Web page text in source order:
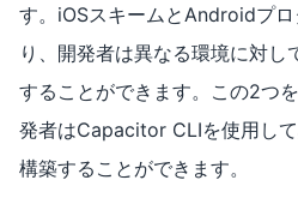
す。iOSスキームとAndroidプ
り、開発者は異なる環境に対
することができます。この2つ
発者はCapacitor CLIを使用し
構築することができます。